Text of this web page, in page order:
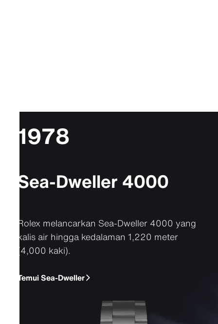
1978
Sea-Dweller 4000
Rolex melancarkan Sea-Dweller 4000 yang
kalis air hingga kedalaman 1,220 meter
(4,000 kaki).
Temui Sea-Dweller